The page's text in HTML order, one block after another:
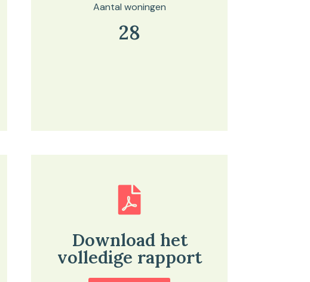
Aantal woningen
28
Download het
volledige rapport